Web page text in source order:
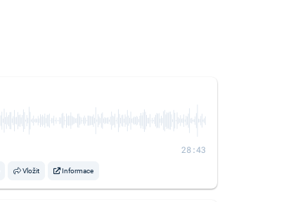
28:43
Vložit Informace